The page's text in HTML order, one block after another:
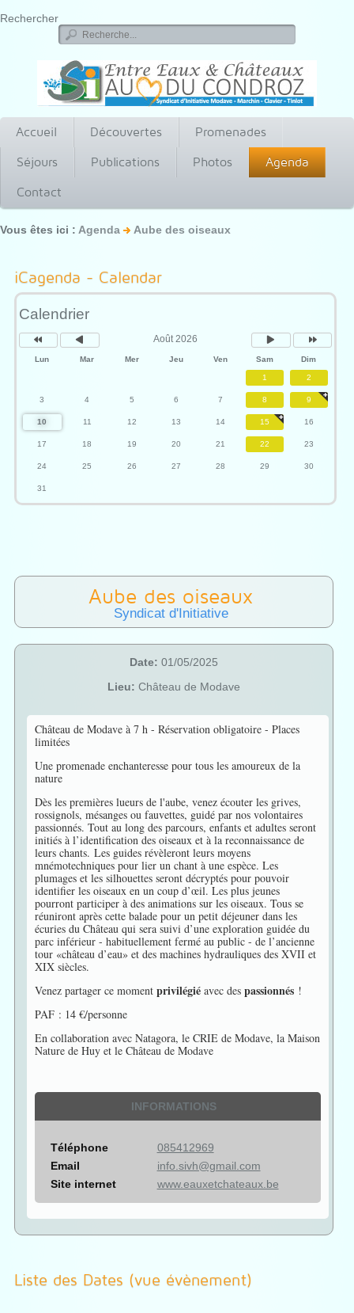
Rechercher
Accueil Découvertes
Promenades
Séjours
Publications Photos
Agenda
Contact
Vous êtes ici : Agenda Aube des oiseaux
iCagenda - Calendar
Calendrier
précédente précédent
Août 2026
Lun Mar Mer Jeu Ven Sam Dim
1 2
3 4 5 6 7 8 9
10 11 12 13 14 15 16
17 18 19 20 21 22 23
24 25 26 27 28 29 30
31
Aube des oiseaux
Syndicat d'Initiative
Date: 01/05/2025
Lieu: Château de Modave
Château de Modave à 7 h - Réservation obligatoire - Places
limitées
Une promenade enchanteresse pour tous les amoureux de la
nature
Dès les premières lueurs de l'aube, venez écouter les grives,
rossignols, mésanges ou fauvettes, guidé par nos volontaires
passionnés. Tout au long des parcours, enfants et adultes seront
initiés à l’identification des oiseaux et à la reconnaissance de
leurs chants. Les guides révèleront leurs moyens
mnémotechniques pour lier un chant à une espèce. Les
plumages et les silhouettes seront décryptés pour pouvoir
identifier les oiseaux en un coup d’œil. Les plus jeunes
pourront participer à des animations sur les oiseaux. Tous se
réuniront après cette balade pour un petit déjeuner dans les
écuries du Château qui sera suivi d’une exploration guidée du
parc inférieur - habituellement fermé au public - de l’ancienne
tour «château d’eau» et des machines hydrauliques des XVII et
XIX siècles.
Venez partager ce moment privilégiéavec des passionnés!
PAF : 14 €/personne
En collaboration avec Natagora, le CRIE de Modave, la Maison
Nature de Huy et le Château de Modave
INFORMATIONS
Téléphone
085412969
Email
info.sivh@gmail.com
Site internet
www.eauxetchateaux.be
Liste des Dates (vue évènement)